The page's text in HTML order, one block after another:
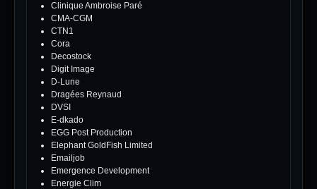
Clinique Ambroise Paré
CMA-CGM
CTN1
Cora
Decostock
Digit Image
D-Lune
Dragées Reynaud
DVSI
E-dkado
EGG Post Production
Elephant GoldFish Limited
Emailjob
Emergence Development
Energie Clim